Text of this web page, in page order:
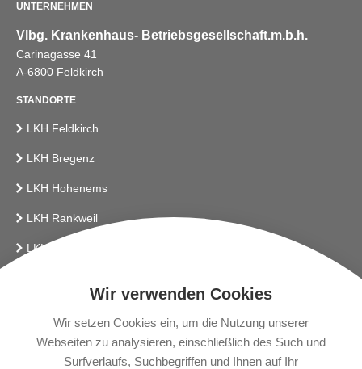
Wir verwenden Cookies
Wir setzen Cookies ein, um die Nutzung unserer
Webseiten zu analysieren, einschließlich des Such und
Surfverlaufs, Suchbegriffen und Ihnen auf Ihr
UNTERNEHMEN
Vlbg. Krankenhaus- Betriebsgesellschaft.m.b.h.
Carinagasse 41
A-6800 Feldkirch
STANDORTE
LKH Feldkirch
LKH Bregenz
LKH Hohenems
LKH Rankweil
LKH Bludenz
Presse